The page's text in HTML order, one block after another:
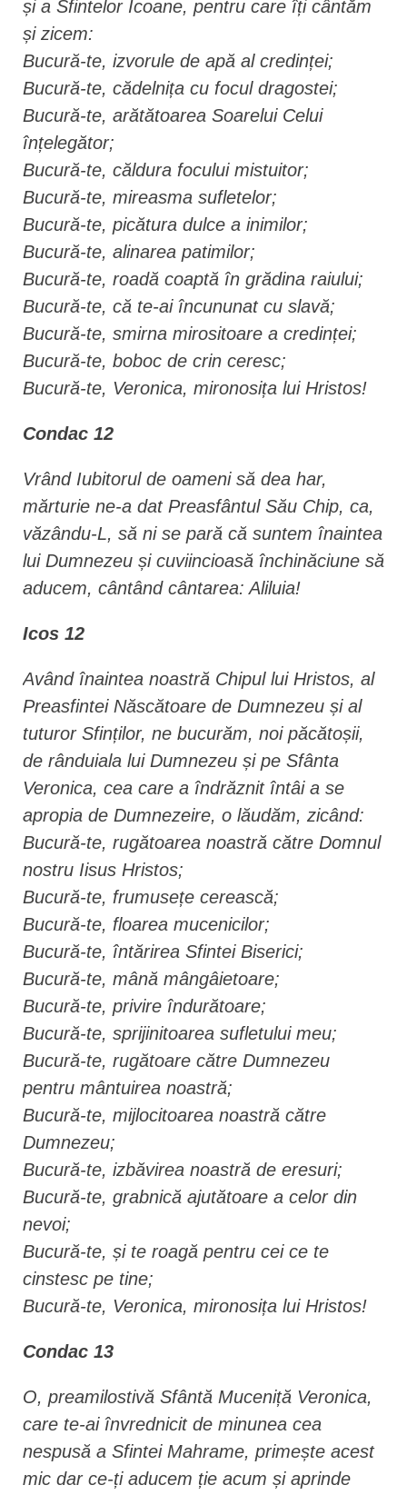
și a Sfintelor Icoane, pentru care îți cântăm
și zicem:
Bucură-te, izvorule de apă al credinței;
Bucură-te, cădelnița cu focul dragostei;
Bucură-te, arătătoarea Soarelui Celui
înțelegător;
Bucură-te, căldura focului mistuitor;
Bucură-te, mireasma sufletelor;
Bucură-te, picătura dulce a inimilor;
Bucură-te, alinarea patimilor;
Bucură-te, roadă coaptă în grădina raiului;
Bucură-te, că te-ai încununat cu slavă;
Bucură-te, smirna mirositoare a credinței;
Bucură-te, boboc de crin ceresc;
Bucură-te, Veronica, mironosița lui Hristos!
Condac 12
Vrând Iubitorul de oameni să dea har,
mărturie ne-a dat Preasfântul Său Chip, ca,
văzându-L, să ni se pară că suntem înaintea
lui Dumnezeu și cuviincioasă închinăciune să
aducem, cântând cântarea: Aliluia!
Icos 12
Având înaintea noastră Chipul lui Hristos, al
Preasfintei Născătoare de Dumnezeu și al
tuturor Sfinților, ne bucurăm, noi păcătoșii,
de rânduiala lui Dumnezeu și pe Sfânta
Veronica, cea care a îndrăznit întâi a se
apropia de Dumnezeire, o lăudăm, zicând:
Bucură-te, rugătoarea noastră către Domnul
nostru Iisus Hristos;
Bucură-te, frumusețe cerească;
Bucură-te, floarea mucenicilor;
Bucură-te, întărirea Sfintei Biserici;
Bucură-te, mână mângâietoare;
Bucură-te, privire îndurătoare;
Bucură-te, sprijinitoarea sufletului meu;
Bucură-te, rugătoare către Dumnezeu
pentru mântuirea noastră;
Bucură-te, mijlocitoarea noastră către
Dumnezeu;
Bucură-te, izbăvirea noastră de eresuri;
Bucură-te, grabnică ajutătoare a celor din
nevoi;
Bucură-te, și te roagă pentru cei ce te
cinstesc pe tine;
Bucură-te, Veronica, mironosița lui Hristos!
Condac 13
O, preamilostivă Sfântă Muceniță Veronica,
care te-ai învrednicit de minunea cea
nespusă a Sfintei Mahrame, primește acest
mic dar ce-ți aducem ție acum și aprinde